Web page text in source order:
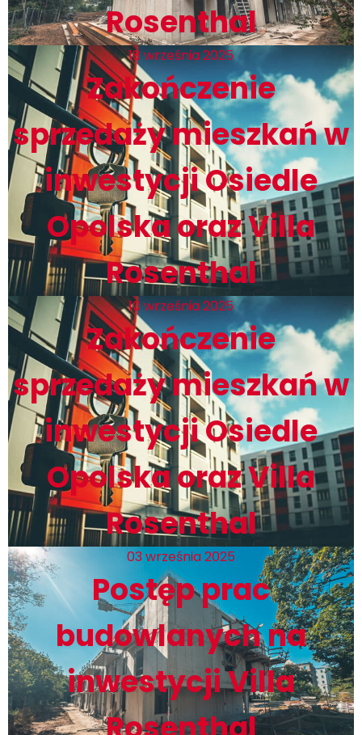
Rosenthal
18 września 2025
Zakończenie
sprzedaży mieszkań w
inwestycji Osiedle
Opolska oraz Villa
Rosenthal
10 września 2025
Zakończenie
sprzedaży mieszkań w
inwestycji Osiedle
Opolska oraz Villa
Rosenthal
03 września 2025
Postęp prac
budowlanych na
inwestycji Villa